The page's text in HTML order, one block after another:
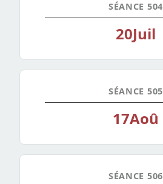
SÉANCE 504
20Juil
SÉANCE 505
17Aoû
SÉANCE 506